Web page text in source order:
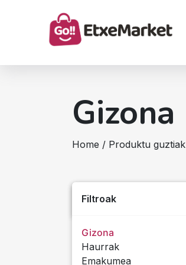
Gizona
Home / Produktu guztiak
Filtroak
Gizona
Haurrak
Emakumea